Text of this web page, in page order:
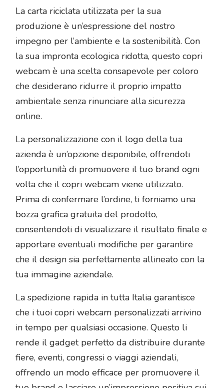
La carta riciclata utilizzata per la sua
produzione è un’espressione del nostro
impegno per l’ambiente e la sostenibilità. Con
la sua impronta ecologica ridotta, questo copri
webcam è una scelta consapevole per coloro
che desiderano ridurre il proprio impatto
ambientale senza rinunciare alla sicurezza
online.
La personalizzazione con il logo della tua
azienda è un’opzione disponibile, offrendoti
l’opportunità di promuovere il tuo brand ogni
volta che il copri webcam viene utilizzato.
Prima di confermare l’ordine, ti forniamo una
bozza grafica gratuita del prodotto,
consentendoti di visualizzare il risultato finale e
apportare eventuali modifiche per garantire
che il design sia perfettamente allineato con la
tua immagine aziendale.
La spedizione rapida in tutta Italia garantisce
che i tuoi copri webcam personalizzati arrivino
in tempo per qualsiasi occasione. Questo li
rende il gadget perfetto da distribuire durante
fiere, eventi, congressi o viaggi aziendali,
offrendo un modo efficace per promuovere il